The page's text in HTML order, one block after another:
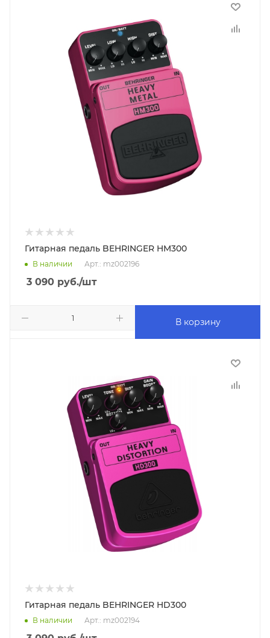
Гитарная педаль BEHRINGER HM300
В наличии Арт.: mz002196
3 090 руб./шт
В корзину
Гитарная педаль BEHRINGER HD300
В наличии Арт.: mz002194